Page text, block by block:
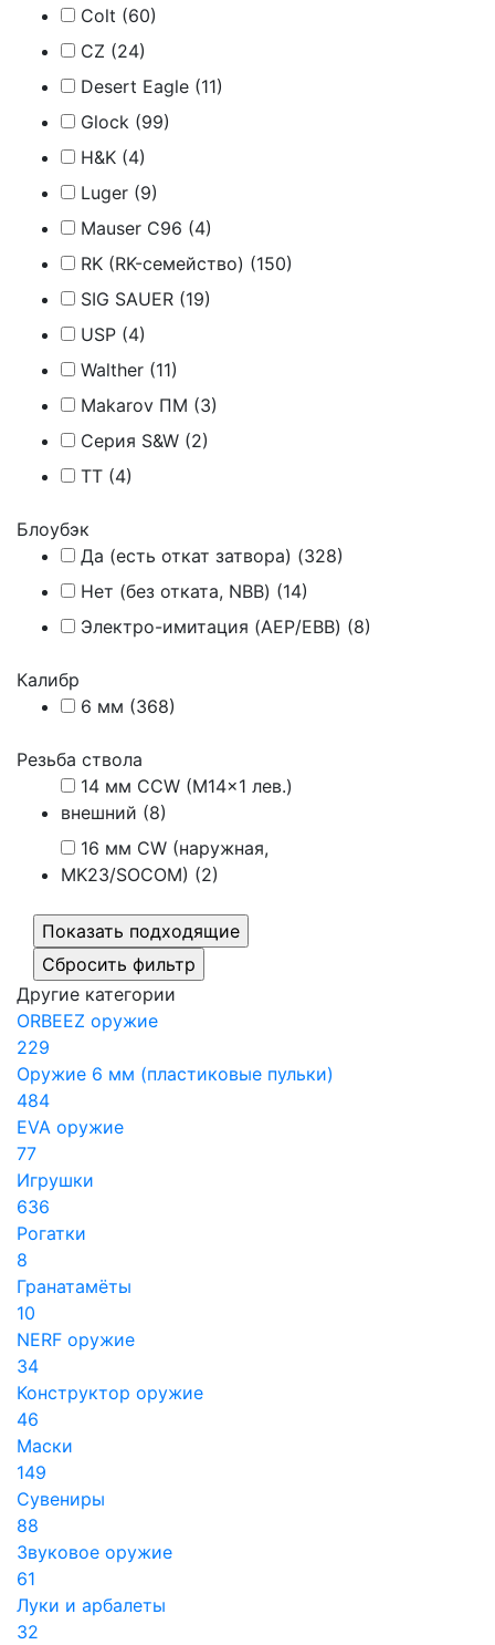
Colt (60)
CZ (24)
Desert Eagle (11)
Glock (99)
H&K (4)
Luger (9)
Mauser C96 (4)
RK (RK-семейство) (150)
SIG SAUER (19)
USP (4)
Walther (11)
Мakarov ПМ (3)
Серия S&W (2)
ТТ (4)
Блоубэк
Да (есть откат затвора) (328)
Нет (без отката, NBB) (14)
Электро-имитация (AEP/EBB) (8)
Калибр
6 мм (368)
Резьба ствола
14 мм CCW (M14×1 лев.)
внешний (8)
16 мм CW (наружная,
MK23/SOCOM) (2)
Другие категории
ORBEEZ оружие
229
Оружие 6 мм (пластиковые пульки)
484
EVA оружие
77
Игрушки
636
Рогатки
8
Гранатамёты
10
NERF оружие
34
Конструктор оружие
46
Маски
149
Сувениры
88
Звуковое оружие
61
Луки и арбалеты
32